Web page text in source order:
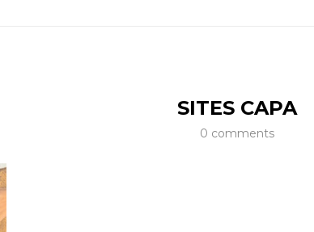
SITES CAPA
0 comments